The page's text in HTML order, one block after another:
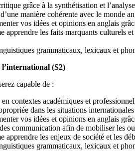
grâce à la synthétisation et
manière cohérente avec le monde
vos idées et opinions en anglais
apprendre les faits marquants culturels
grammaticaux, lexicaux et
(S2)
capable de :
contextes académiques et
dans les situations
vos idées et opinions en anglais
communication afin de mobiliser les
apprendre les enjeux de société et les
grammaticaux, lexicaux et